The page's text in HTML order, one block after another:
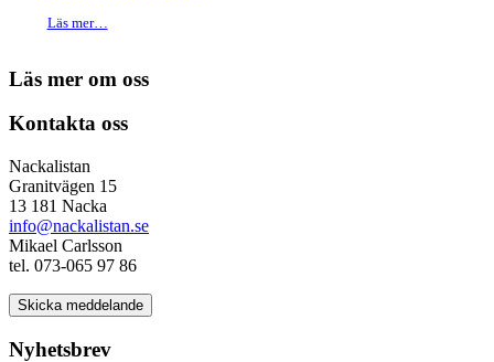
Läs mer…
Läs mer om oss
Kontakta oss
Nackalistan
Granitvägen 15
13 181 Nacka
info@nackalistan.se
Mikael Carlsson
tel. 073-065 97 86
Skicka meddelande
Nyhetsbrev